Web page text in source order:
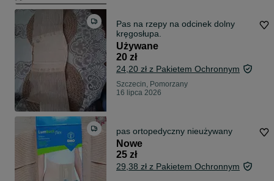
Pas na rzepy na odcinek dolny
kręgosłupa.
Używane
20 zł
24,20 zł z Pakietem Ochronnym
Szczecin, Pomorzany
16 lipca 2026
pas ortopedyczny nieużywany
Nowe
25 zł
29,38 zł z Pakietem Ochronnym